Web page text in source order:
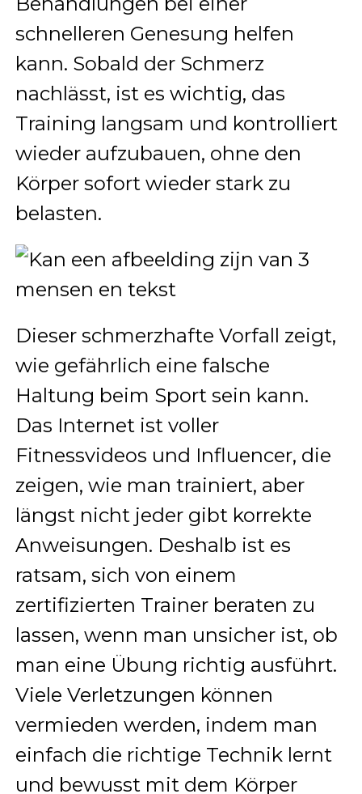
schnelleren Genesung helfen
kann. Sobald der Schmerz
nachlässt, ist es wichtig, das
Training langsam und kontrolliert
wieder aufzubauen, ohne den
Körper sofort wieder stark zu
belasten.
Dieser schmerzhafte Vorfall zeigt,
wie gefährlich eine falsche
Haltung beim Sport sein kann.
Das Internet ist voller
Fitnessvideos und Influencer, die
zeigen, wie man trainiert, aber
längst nicht jeder gibt korrekte
Anweisungen. Deshalb ist es
ratsam, sich von einem
zertifizierten Trainer beraten zu
lassen, wenn man unsicher ist, ob
man eine Übung richtig ausführt.
Viele Verletzungen können
vermieden werden, indem man
einfach die richtige Technik lernt
und bewusst mit dem Körper